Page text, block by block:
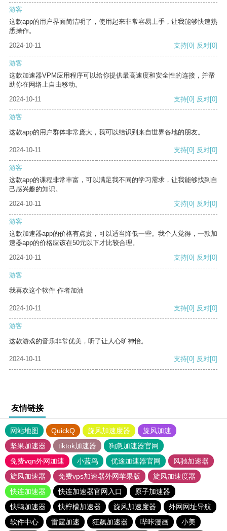
游客
这款app的用户界面简洁明了，使用起来非常容易上手，让我能够快速熟
悉操作。
2024-10-11
支持[0] 反对[0]
游客
这款加速器VPM应用程序可以给你提供最高速度和安全性的连接，并帮
助你在网络上自由移动。
2024-10-11
支持[0] 反对[0]
游客
这款app的用户群体非常庞大，我可以结识到来自世界各地的朋友。
2024-10-11 支持[0] 反对[0]
游客
这款app的课程非常丰富，可以满足我不同的学习需求，让我能够找到自
己感兴趣的知识。
2024-10-11
支持[0] 反对[0]
游客
这款加速器app的价格有点贵，可以适当降低一些。我个人觉得，一款加
速器app的价格应该在50元以下才比较合理。
2024-10-11
支持[0] 反对[0]
游客
我喜欢这个软件 作者加油
2024-10-11 支持[0] 反对[0]
游客
这款游戏的音乐非常优美，听了让人心旷神怡。
2024-10-11 支持[0] 反对[0]
友情链接
网站地图 QuickQ 旋风加速度器
旋风加速
坚果加速器
tiktok加速器
狗急加速器官网
免费vqn外网加速
小蓝鸟 优途加速器官网
风驰加速器
旋风加速器
免费vps加速器外网苹果版
旋风加速度器
快连加速器
快连加速器官网入口
原子加速器
快鸭加速器
快柠檬加速器 旋风加速度器
外网网址导航
软件中心
雷霆加速 狂飙加速器 哔咔漫画 小美